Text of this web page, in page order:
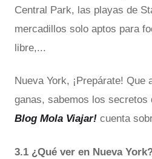
Central Park, las playas de
mercadillos solo aptos para
libre,...
Nueva York, ¡Prepárate! Que
ganas, sabemos los secretos
Blog Mola Viajar! cuenta
3.1 ¿Qué ver en Nueva